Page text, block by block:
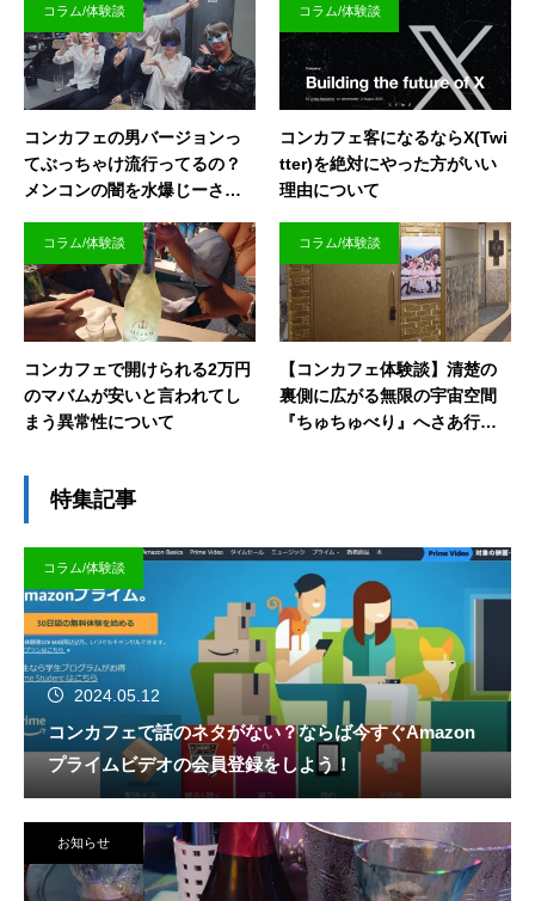
コラム/体験談
コンカフェの男バージョンっ
てぶっちゃけ流行ってるの？
メンコンの闇を水爆じーさん
コラム/体験談
コンカフェ客になるならX(Twi
tter)を絶対にやった方がいい
理由について
コラム/体験談
コンカフェで開けられる2万円
のマバムが安いと言われてし
まう異常性について
コラム/体験談
【コンカフェ体験談】清楚の
裏側に広がる無限の宇宙空間
『ちゅちゅべり』へさあ行く
特集記事
コラム/体験談
2024.05.12
コンカフェで話のネタがない？ならば今すぐAmazon
プライムビデオの会員登録をしよう！
お知らせ